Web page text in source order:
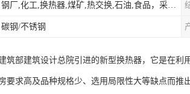
钢厂,化工,换热器,煤矿,热交换,石油,食品，采暖.供热.空调。
碳钢/不锈钢
筑部建筑设计总院引进的新型换热器，它是在利
要求高及品种规格少、选用局限性大等缺点而